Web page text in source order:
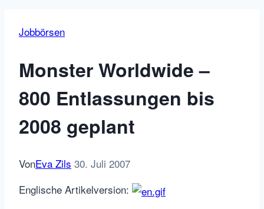
Jobbörsen
Monster Worldwide –
800 Entlassungen bis
2008 geplant
VonEva Zils 30. Juli 2007
Englische Artikelversion: